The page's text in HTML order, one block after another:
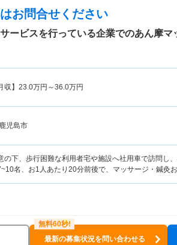
お問合せください
ービスを行っている企業でのあん摩
収】 23.0万円～36.0万円
児島市
の下、歩行困難な利用者宅や施設へ社用車で訪問し
名、お1人あたり20分前後で、マッサージ・鍼灸
最新の募集状況を問い合わせる